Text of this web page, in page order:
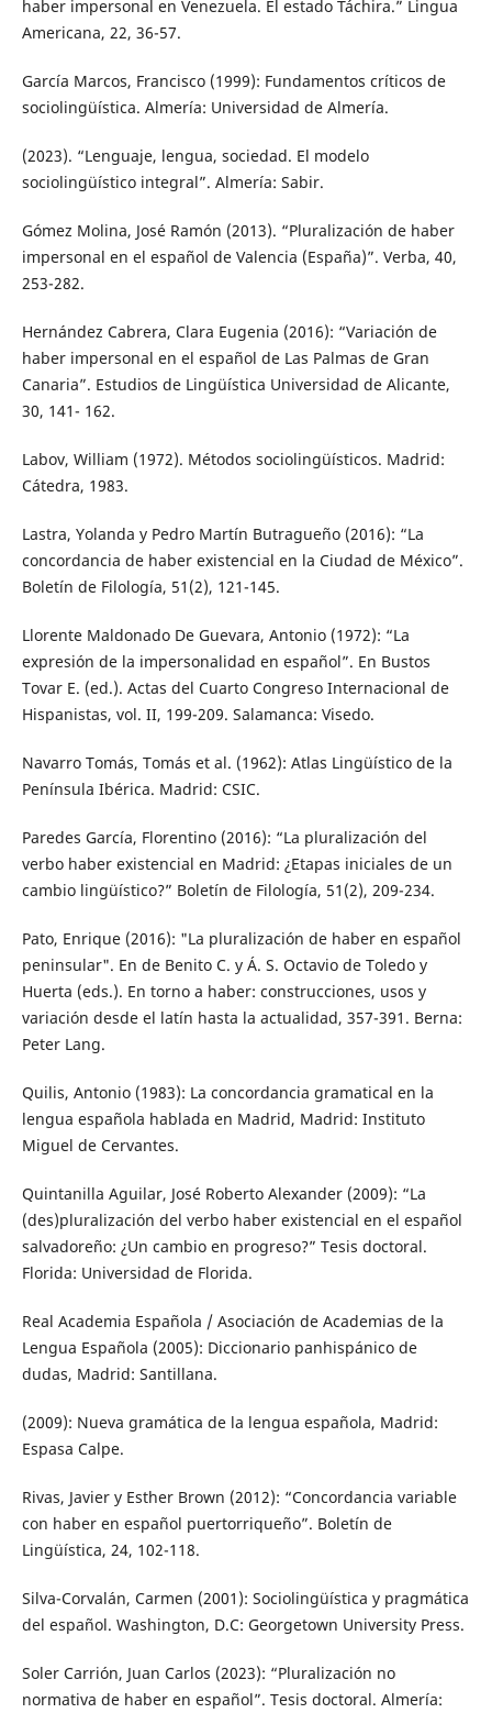
haber impersonal en Venezuela. El estado Táchira.” Lingua
Americana, 22, 36-57.
García Marcos, Francisco (1999): Fundamentos críticos de
sociolingüística. Almería: Universidad de Almería.
(2023). “Lenguaje, lengua, sociedad. El modelo
sociolingüístico integral”. Almería: Sabir.
Gómez Molina, José Ramón (2013). “Pluralización de haber
impersonal en el español de Valencia (España)”. Verba, 40,
253-282.
Hernández Cabrera, Clara Eugenia (2016): “Variación de
haber impersonal en el español de Las Palmas de Gran
Canaria”. Estudios de Lingüística Universidad de Alicante,
30, 141- 162.
Labov, William (1972). Métodos sociolingüísticos. Madrid:
Cátedra, 1983.
Lastra, Yolanda y Pedro Martín Butragueño (2016): “La
concordancia de haber existencial en la Ciudad de México”.
Boletín de Filología, 51(2), 121-145.
Llorente Maldonado De Guevara, Antonio (1972): “La
expresión de la impersonalidad en español”. En Bustos
Tovar E. (ed.). Actas del Cuarto Congreso Internacional de
Hispanistas, vol. II, 199-209. Salamanca: Visedo.
Navarro Tomás, Tomás et al. (1962): Atlas Lingüístico de la
Península Ibérica. Madrid: CSIC.
Paredes García, Florentino (2016): “La pluralización del
verbo haber existencial en Madrid: ¿Etapas iniciales de un
cambio lingüístico?” Boletín de Filología, 51(2), 209-234.
Pato, Enrique (2016): "La pluralización de haber en español
peninsular". En de Benito C. y Á. S. Octavio de Toledo y
Huerta (eds.). En torno a haber: construcciones, usos y
variación desde el latín hasta la actualidad, 357-391. Berna:
Peter Lang.
Quilis, Antonio (1983): La concordancia gramatical en la
lengua española hablada en Madrid, Madrid: Instituto
Miguel de Cervantes.
Quintanilla Aguilar, José Roberto Alexander (2009): “La
(des)pluralización del verbo haber existencial en el español
salvadoreño: ¿Un cambio en progreso?” Tesis doctoral.
Florida: Universidad de Florida.
Real Academia Española / Asociación de Academias de la
Lengua Española (2005): Diccionario panhispánico de
dudas, Madrid: Santillana.
(2009): Nueva gramática de la lengua española, Madrid:
Espasa Calpe.
Rivas, Javier y Esther Brown (2012): “Concordancia variable
con haber en español puertorriqueño”. Boletín de
Lingüística, 24, 102-118.
Silva-Corvalán, Carmen (2001): Sociolingüística y pragmática
del español. Washington, D.C: Georgetown University Press.
Soler Carrión, Juan Carlos (2023): “Pluralización no
normativa de haber en español”. Tesis doctoral. Almería: